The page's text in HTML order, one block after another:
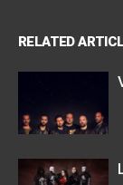
RELATED